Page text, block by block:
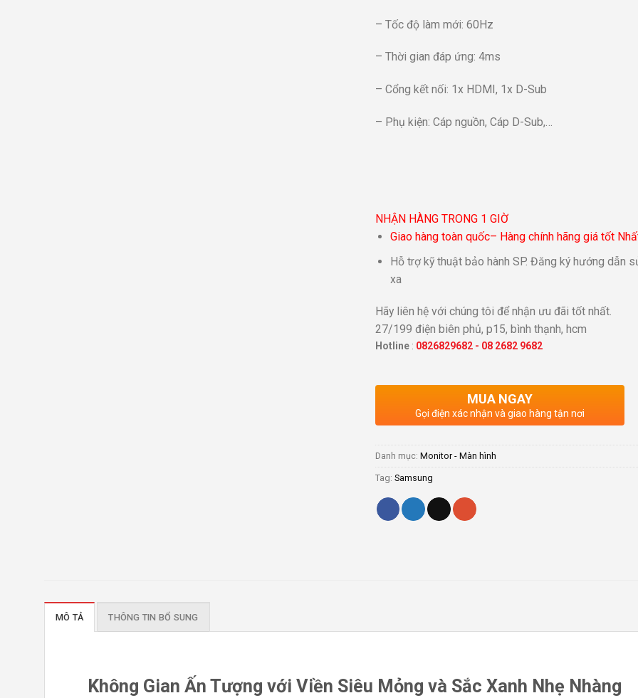
– Tốc độ làm mới: 60Hz
– Thời gian đáp ứng: 4ms
– Cổng kết nối: 1x HDMI, 1x D-Sub
– Phụ kiện: Cáp nguồn, Cáp D-Sub,…
NHẬN HÀNG TRONG 1 GIỜ
Giao hàng toàn quốc– Hàng chính hãng giá tốt
Hỗ trợ kỹ thuật bảo hành SP. Đăng ký hướng dẫn
xa
Hãy liên hệ với chúng tôi để nhận ưu đãi tốt nhất.
27/199 điện biên phủ, p15, bình thạnh, hcm
Hotline : 0826829682 - 08 2682 9682
MUA NGAY
Gọi điện xác nhận và giao hàng tận nơi
Danh mục: Monitor - Màn hình
Tag: Samsung
MÔ TẢ THÔNG TIN BỔ SUNG
Không Gian Ấn Tượng với Viền Siêu Mỏng và Sắc Xanh Nhẹ Nhàng